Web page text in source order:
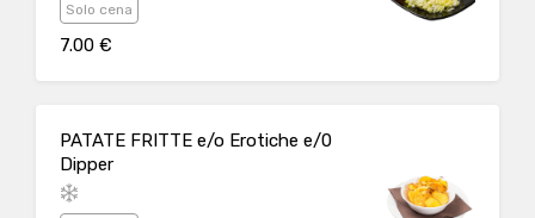
Solo cena
7.00 €
PATATE FRITTE e/o Erotiche e/0
Dipper